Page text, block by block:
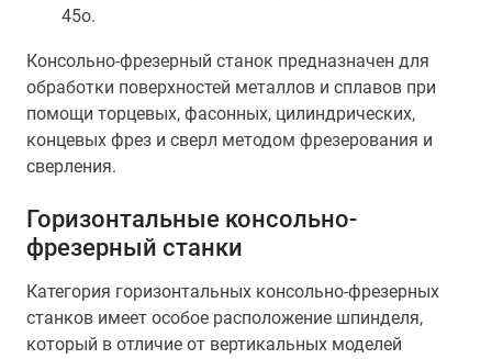
45о.
Консольно-фрезерный станок предназначен для
обработки поверхностей металлов и сплавов при
помощи торцевых, фасонных, цилиндрических,
концевых фрез и сверл методом фрезерования и
сверления.
Горизонтальные консольно-
фрезерный станки
Категория горизонтальных консольно-фрезерных
станков имеет особое расположение шпинделя,
который в отличие от вертикальных моделей